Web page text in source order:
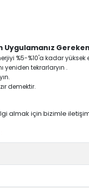
Gereken
%5-%10'a kadar
yeniden tekrarlaryın .
demektir.
almak için bizimle